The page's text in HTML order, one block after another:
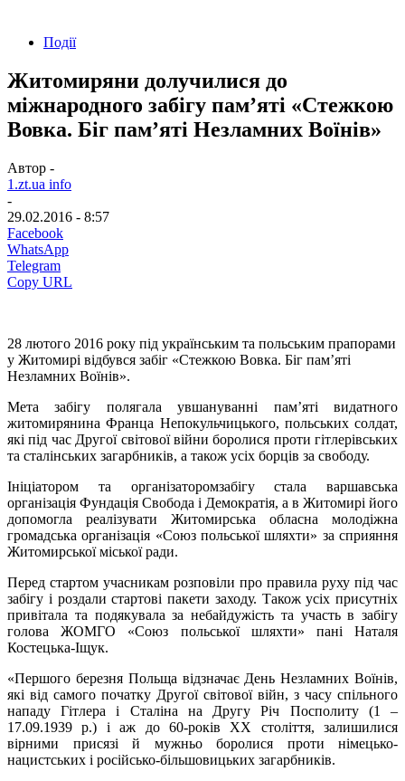
Події
Житомиряни долучилися до
міжнародного забігу пам’яті «Стежкою
Вовка. Біг пам’яті Незламних Воїнів»
Автор -
1.zt.ua info
-
29.02.2016 - 8:57
Facebook
WhatsApp
Telegram
Copy URL
28 лютого 2016 року під українським та польським прапорами
у Житомирі відбувся забіг «Стежкою Вовка. Біг пам’яті
Незламних Воїнів».
Мета забігу полягала увшануванні пам’яті видатного
житомирянина Франца Непокульчицького, польських солдат,
які під час Другої світової війни боролися проти гітлерівських
та сталінських загарбників, а також усіх борців за свободу.
Ініціатором та організаторомзабігу стала варшавська
організація Фундація Свобода і Демократія, а в Житомирі його
допомогла реалізувати Житомирська обласна молодіжна
громадська організація «Союз польської шляхти» за сприяння
Житомирської міської ради.
Перед стартом учасникам розповіли про правила руху під час
забігу і роздали стартові пакети заходу. Також усіх присутніх
привітала та подякувала за небайдужість та участь в забігу
голова ЖОМГО «Союз польської шляхти» пані Наталя
Костецька-Іщук.
«Першого березня Польща відзначає День Незламних Воїнів,
які від самого початку Другої світової війн, з часу спільного
нападу Гітлера і Сталіна на Другу Річ Посполиту (1 –
17.09.1939 р.) і аж до 60-років ХХ століття, залишилися
вірними присязі й мужньо боролися проти німецько-
нацистських і російсько-більшовицьких загарбників.